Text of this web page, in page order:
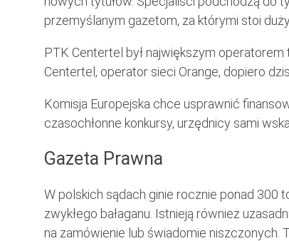
przemyślanym gazetom, za którymi stoi
PTK Centertel był największym
Centertel, operator sieci Orange, dopiero
Komisja Europejska chce usprawnić
czasochłonne konkursy, urzędnicy sami
Gazeta Prawna
W polskich sądach ginie rocznie ponad 300
zwykłego bałaganu. Istnieją również
na zamówienie lub świadomie